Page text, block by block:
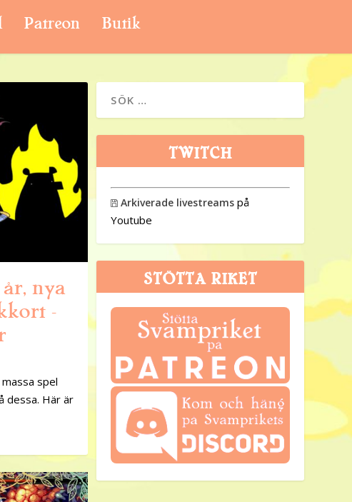
Patreon Butik
nya
–
spel
dessa. Här är
TWITCH
 Arkiverade livestreams på
Youtube
STÖTTA RIKET